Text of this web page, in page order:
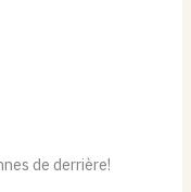
de derrière!